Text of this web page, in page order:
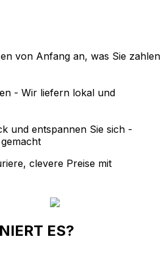
ES?
ein. Wir zeigen Ihnen
Angebote.